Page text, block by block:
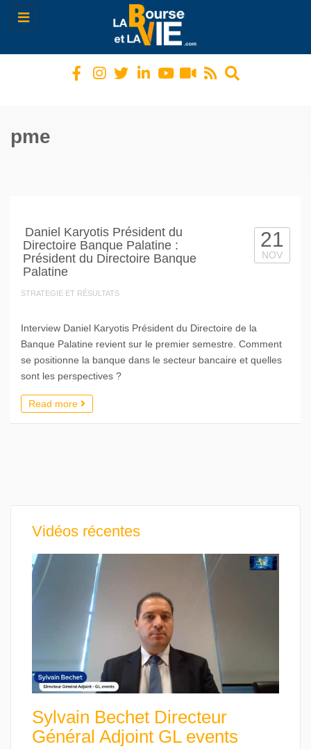
Toggle
navigation
pme
Daniel Karyotis Président du
Directoire Banque Palatine :
Président du Directoire Banque
Palatine
STRATEGIE ET RÉSULTATS
21
NOV
Interview Daniel Karyotis Président du Directoire de la
Banque Palatine revient sur le premier semestre. Comment
se positionne la banque dans le secteur bancaire et quelles
sont les perspectives ?
Read more
Vidéos récentes
Sylvain Bechet Directeur
Général Adjoint GL events